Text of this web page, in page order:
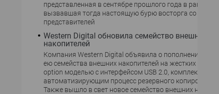
представленная в сентябре прошлого года в рамках
вызвавшая тогда настоящую бурю восторга со
представителей
Western Digital обновила семейство внешних
накопителей
Компания Western Digital объявила о пополнении
ею семейства внешних накопителей на жестких
option моделью с интерфейсом USB 2.0,
автоматизирующим процесс резервного
Также вышло в свет новое семейство внешних